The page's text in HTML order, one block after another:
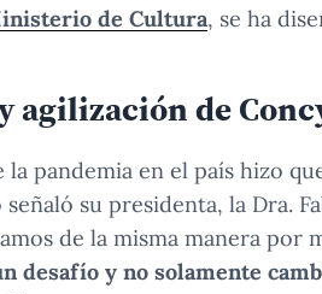
de Cultura, se ha
agilización de
la pandemia en el país hizo
señaló su presidenta, la Dra.
de la misma manera por
desafío y no solamente